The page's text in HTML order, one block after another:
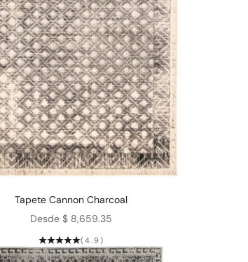
Tapete Cannon Charcoal
Precio de oferta
Desde $ 8,659.35
(4.9)